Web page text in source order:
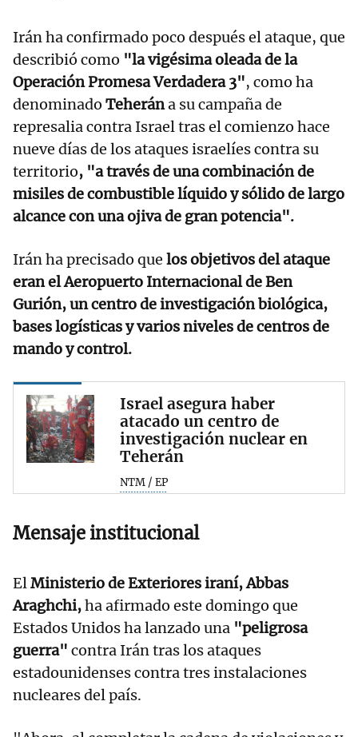
Irán ha confirmado poco después el ataque, que
describió como "la vigésima oleada de la
Operación Promesa Verdadera 3", como ha
denominado Teherána su campaña de
represalia contra Israel tras el comienzo hace
nueve días de los ataques israelíes contra su
territorio, "a través de una combinación de
misiles de combustible líquido y sólido de largo
alcance con una ojiva de gran potencia".
Irán ha precisado que los objetivos del ataque
eran el Aeropuerto Internacional de Ben
Gurión, un centro de investigación biológica,
bases logísticas y varios niveles de centros de
mando y control.
Israel asegura haber
atacado un centro de
investigación nuclear en
Teherán
NTM / EP
Mensaje institucional
ElMinisterio de Exteriores iraní,Abbas
Araghchi,ha afirmado este domingo que
Estados Unidos ha lanzado una "peligrosa
guerra" contra Irán tras los ataques
estadounidenses contra tres instalaciones
nucleares del país.